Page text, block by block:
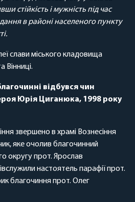
стійкість і мужність під час
в районі населеного пункту
слави міського кладовища
Вінниці.
відбувся чин
Юрія Циганюка, 1998 року
звершено в храмі Вознесіння
яке очолив благочинний
округу прот. Ярослав
настоятель парафії прот.
благочиння прот. Олег